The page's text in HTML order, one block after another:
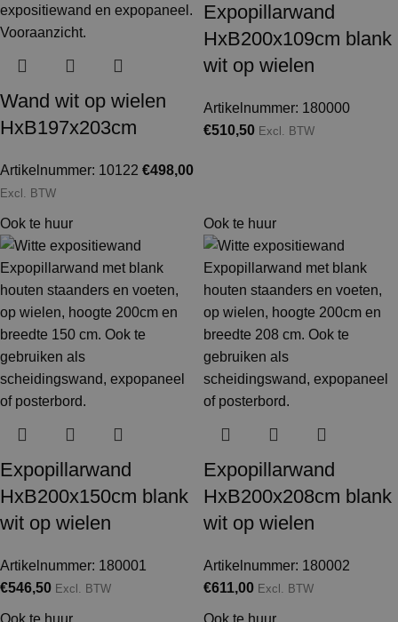
Wand wit op wielen
HxB197x203cm
Artikelnummer: 10122 €498,00
Excl. BTW
Expopillarwand
HxB200x109cm blank
wit op wielen
Artikelnummer: 180000
€510,50 Excl. BTW
Ook te huur
Expopillarwand
HxB200x150cm blank
wit op wielen
Artikelnummer: 180001
€546,50 Excl. BTW
Ook te huur
Expopillarwand
HxB200x208cm blank
wit op wielen
Artikelnummer: 180002
€611,00 Excl. BTW